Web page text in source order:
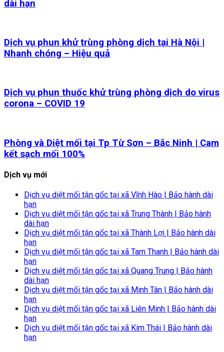
dài hạn
Dịch vụ phun khử trùng phòng dịch tại Hà Nội |
Nhanh chóng – Hiệu quả
Dịch vụ phun thuốc khử trùng phòng dịch do virus
corona – COVID 19
Phòng và Diệt mối tại Tp Từ Sơn – Bắc Ninh | Cam
kết sạch mối 100%
Dịch vụ mới
Dịch vụ diệt mối tận gốc tại xã Vĩnh Hào | Bảo hành dài
hạn
Dịch vụ diệt mối tận gốc tại xã Trung Thành | Bảo hành
dài hạn
Dịch vụ diệt mối tận gốc tại xã Thành Lợi | Bảo hành dài
hạn
Dịch vụ diệt mối tận gốc tại xã Tam Thanh | Bảo hành dài
hạn
Dịch vụ diệt mối tận gốc tại xã Quang Trung | Bảo hành
dài hạn
Dịch vụ diệt mối tận gốc tại xã Minh Tân | Bảo hành dài
hạn
Dịch vụ diệt mối tận gốc tại xã Liên Minh | Bảo hành dài
hạn
Dịch vụ diệt mối tận gốc tại xã Kim Thái | Bảo hành dài
hạn